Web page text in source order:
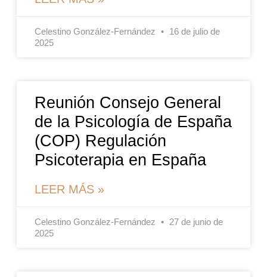
Celestino González-Fernández
16 de julio de
2025
Reunión Consejo General
de la Psicología de España
(COP) Regulación
Psicoterapia en España
LEER MÁS »
Celestino González-Fernández
27 de junio de
2025